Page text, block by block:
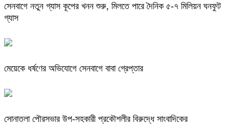
সেনবাগে নতুন গ্যাস কূপের খনন শুরু, মিলতে পারে দৈনিক ৫-৭ মিলিয়ন ঘনফুট
গ্যাস
মেয়েকে ধর্ষণের অভিযোগে সেনবাগে বাবা গ্রেপ্তার
সোনাতলা পৌরসভার উপ-সহকারী প্রকৌশলীর বিরুদ্ধে সাংবাদিকের